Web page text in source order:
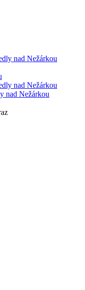
nad Nežárkou